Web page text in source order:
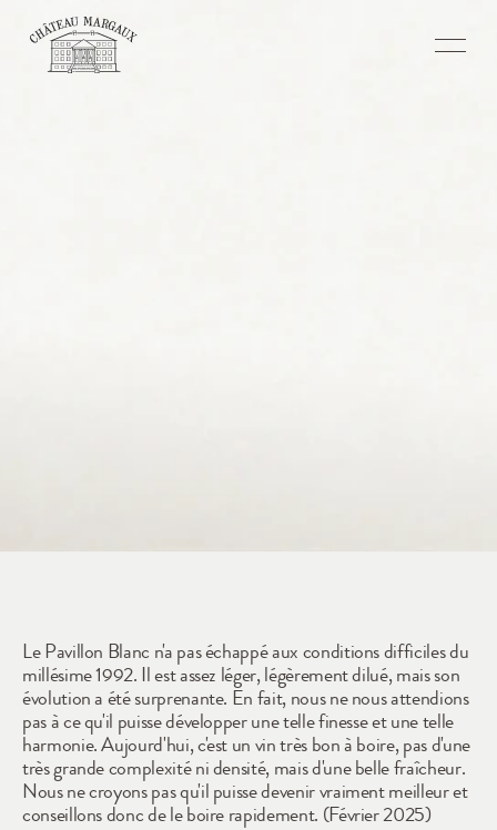
1992
Le Pavillon Blanc n'a pas échappé aux conditions difficiles du
millésime 1992. Il est assez léger, légèrement dilué, mais son
évolution a été surprenante. En fait, nous ne nous attendions
pas à ce qu'il puisse développer une telle finesse et une telle
harmonie. Aujourd'hui, c'est un vin très bon à boire, pas d'une
très grande complexité ni densité, mais d'une belle fraîcheur.
Nous ne croyons pas qu'il puisse devenir vraiment meilleur et
conseillons donc de le boire rapidement. (Février 2025)